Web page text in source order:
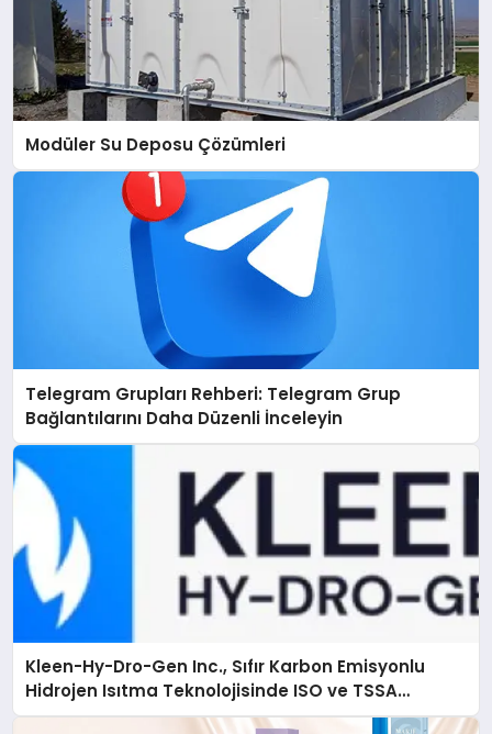
Modüler Su Deposu Çözümleri
Telegram Grupları Rehberi: Telegram Grup
Bağlantılarını Daha Düzenli İnceleyin
Kleen-Hy-Dro-Gen Inc., Sıfır Karbon Emisyonlu
Hidrojen Isıtma Teknolojisinde ISO ve TSSA
Düzenleyici Onaylarını Aldı